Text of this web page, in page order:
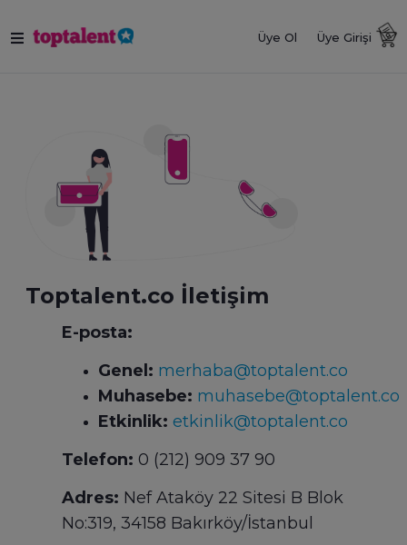
Üye Ol Üye Girişi
Toptalent.co İletişim
E-posta:
Genel: merhaba@toptalent.co
Muhasebe: muhasebe@toptalent.co
Etkinlik: etkinlik@toptalent.co
Telefon: 0 (212) 909 37 90
Adres: Nef Ataköy 22 Sitesi B Blok
No:319, 34158 Bakırköy/İstanbul